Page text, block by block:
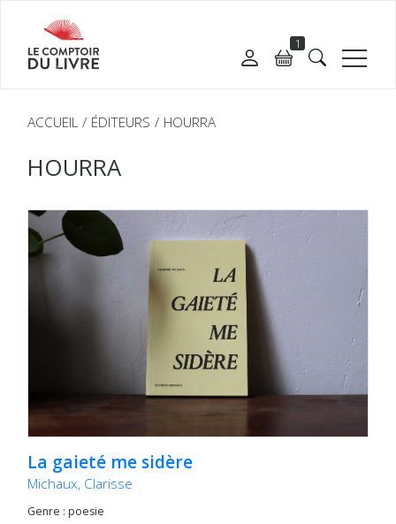
1
ACCUEIL ÉDITEURS HOURRA
HOURRA
La gaieté me sidère
Michaux, Clarisse
Genre : poesie